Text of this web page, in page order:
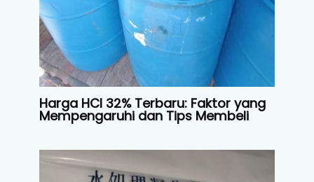
Harga HCl 32% Terbaru: Faktor yang
Mempengaruhi dan Tips Membeli